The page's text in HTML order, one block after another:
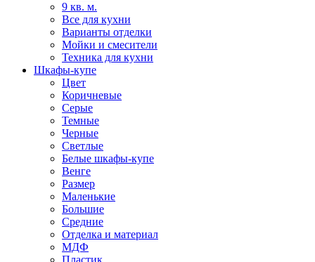
9 кв. м.
Все для кухни
Варианты отделки
Мойки и смесители
Техника для кухни
Шкафы-купе
Цвет
Коричневые
Серые
Темные
Черные
Светлые
Белые шкафы-купе
Венге
Размер
Маленькие
Большие
Средние
Отделка и материал
МДФ
Пластик